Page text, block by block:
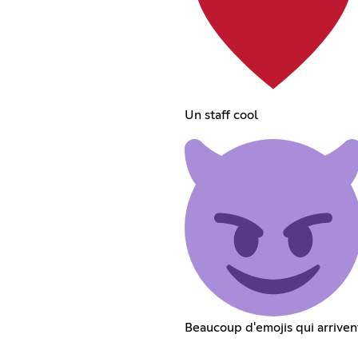
Un staff cool
Beaucoup d'emojis qui